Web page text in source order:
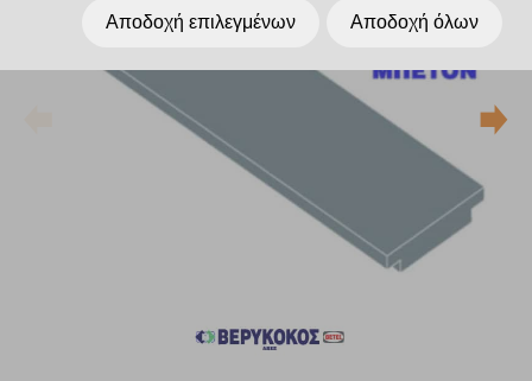
Αποδοχή επιλεγμένων Αποδοχή όλων